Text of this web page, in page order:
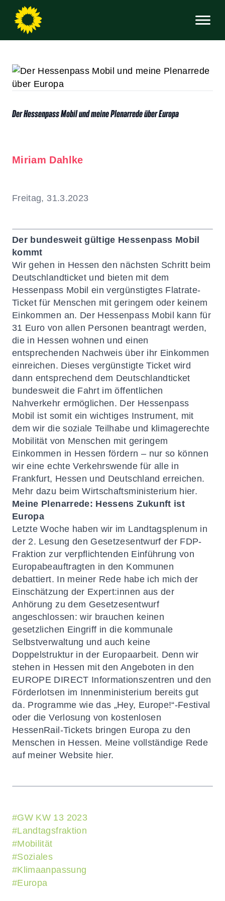
Der Hessenpass Mobil und meine Plenarrede über Europa
Miriam Dahlke
Freitag, 31.3.2023
Der bundesweit gültige Hessenpass Mobil
kommt
Wir gehen in Hessen den nächsten Schritt beim
Deutschlandticket und bieten mit dem
Hessenpass Mobil ein vergünstigtes Flatrate-
Ticket für Menschen mit geringem oder keinem
Einkommen an. Der Hessenpass Mobil kann für
31 Euro von allen Personen beantragt werden,
die in Hessen wohnen und einen
entsprechenden Nachweis über ihr Einkommen
einreichen. Dieses vergünstigte Ticket wird
dann entsprechend dem Deutschlandticket
bundesweit die Fahrt im öffentlichen
Nahverkehr ermöglichen. Der Hessenpass
Mobil ist somit ein wichtiges Instrument, mit
dem wir die soziale Teilhabe und klimagerechte
Mobilität von Menschen mit geringem
Einkommen in Hessen fördern – nur so können
wir eine echte Verkehrswende für alle in
Frankfurt, Hessen und Deutschland erreichen.
Mehr dazu beim Wirtschaftsministerium hier.
Meine Plenarrede: Hessens Zukunft ist
Europa
Letzte Woche haben wir im Landtagsplenum in
der 2. Lesung den Gesetzesentwurf der FDP-
Fraktion zur verpflichtenden Einführung von
Europabeauftragten in den Kommunen
debattiert. In meiner Rede habe ich mich der
Einschätzung der Expert:innen aus der
Anhörung zu dem Gesetzesentwurf
angeschlossen: wir brauchen keinen
gesetzlichen Eingriff in die kommunale
Selbstverwaltung und auch keine
Doppelstruktur in der Europaarbeit. Denn wir
stehen in Hessen mit den Angeboten in den
EUROPE DIRECT Informationszentren und den
Förderlotsen im Innenministerium bereits gut
da. Programme wie das „Hey, Europe!“-Festival
oder die Verlosung von kostenlosen
HessenRail-Tickets bringen Europa zu den
Menschen in Hessen. Meine vollständige Rede
auf meiner Website hier.
#GW KW 13 2023
#Landtagsfraktion
#Mobilität
#Soziales
#Klimaanpassung
#Europa